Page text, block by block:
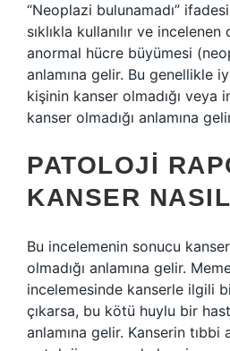
“Neoplazi bulunamadı”
sıklıkla kullanılır ve
anormal hücre büyümesi
anlamına gelir. Bu genellikle
kişinin kanser olmadığı veya
kanser olmadığı anlamına
PATOLOJI
KANSER
Bu incelemenin sonucu
olmadığı anlamına gelir.
incelemesinde kanserle ilgili
çıkarsa, bu kötü huylu bir
anlamına gelir. Kanserin tıbbi